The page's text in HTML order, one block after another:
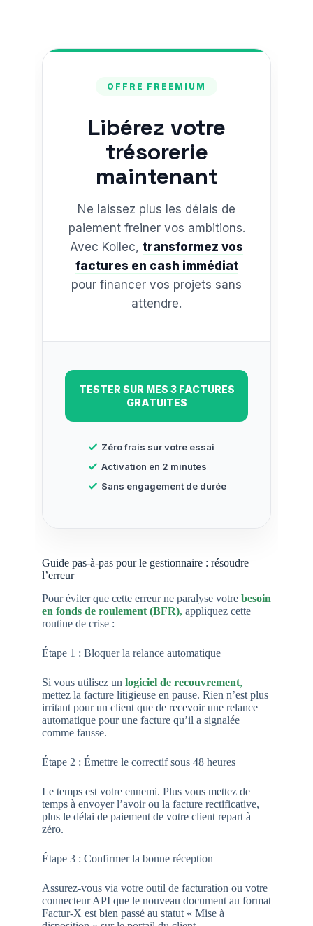
OFFRE FREEMIUM
Libérez votre
trésorerie
maintenant
Ne laissez plus les délais de
paiement freiner vos ambitions.
Avec Kollec, transformez vos
factures en cash immédiat
pour financer vos projets sans
attendre.
TESTER SUR MES 3 FACTURES
GRATUITES
Zéro frais sur votre essai
Activation en 2 minutes
Sans engagement de durée
Guide pas-à-pas pour le gestionnaire : résoudre
l’erreur
Pour éviter que cette erreur ne paralyse votre besoin
en fonds de roulement (BFR), appliquez cette
routine de crise :
Étape 1 : Bloquer la relance automatique
Si vous utilisez un logiciel de recouvrement,
mettez la facture litigieuse en pause. Rien n’est plus
irritant pour un client que de recevoir une relance
automatique pour une facture qu’il a signalée
comme fausse.
Étape 2 : Émettre le correctif sous 48 heures
Le temps est votre ennemi. Plus vous mettez de
temps à envoyer l’avoir ou la facture rectificative,
plus le délai de paiement de votre client repart à
zéro.
Étape 3 : Confirmer la bonne réception
Assurez-vous via votre outil de facturation ou votre
connecteur API que le nouveau document au format
Factur-X est bien passé au statut « Mise à